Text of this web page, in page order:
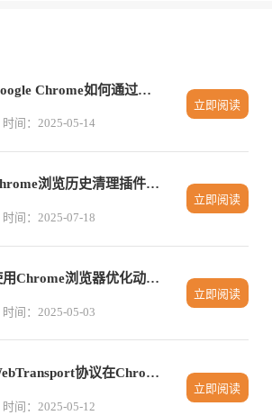
Google Chrome如何通过智能推荐提升插件功能
时间：2025-05-14
立即阅读
Chrome浏览历史清理插件操作方法
时间：2025-07-18
立即阅读
使用Chrome浏览器优化动态内容的加载效率
时间：2025-05-03
立即阅读
WebTransport协议在Chrome v91版本的实战应用
时间：2025-05-12
立即阅读